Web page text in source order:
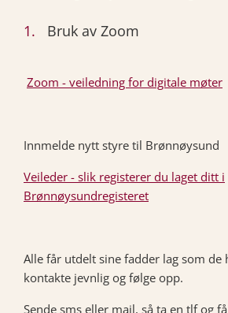
Bruk av Zoom
Zoom - veiledning for digitale møter
Innmelde nytt styre til Brønnøysund
Veileder - slik registerer du laget ditt i
Brønnøysundregisteret
Alle får utdelt sine fadder lag som de
kontakte jevnlig og følge opp.
Sende sms eller mail, så ta en tlf og